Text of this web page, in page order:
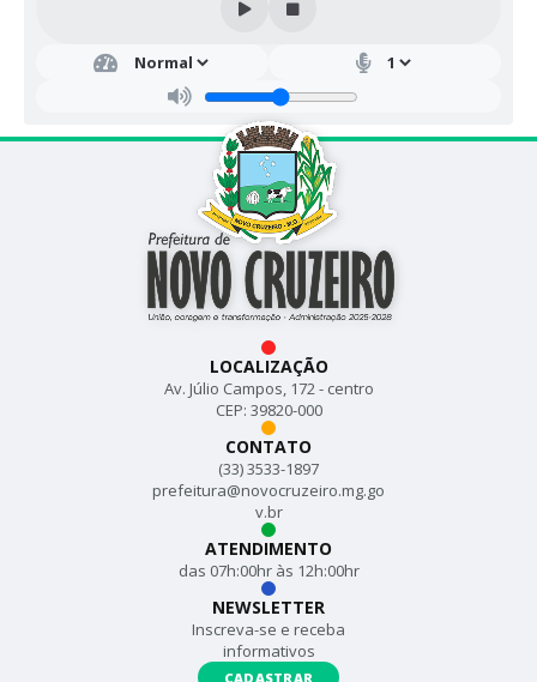
LOCALIZAÇÃO
Av. Júlio Campos, 172 - centro
CEP: 39820-000
CONTATO
(33) 3533-1897
prefeitura@novocruzeiro.mg.go
v.br
ATENDIMENTO
das 07h:00hr às 12h:00hr
NEWSLETTER
Inscreva-se e receba
informativos
CADASTRAR